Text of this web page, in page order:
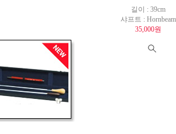
길이 : 39cm
샤프트 : Hornbeam
35,000원